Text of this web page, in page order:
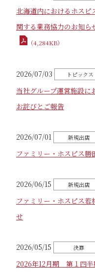
北海道内におけるホス
関する業務協力のお知ら
（4,284KB）
2026/07/03
当社グループ運営施設に
お詫びとご報告
2026/07/01
ファミリー・ホスピス
2026/06/15
ファミリー・ホスピス
せ
2026/05/15
2026年12月期 第１四半